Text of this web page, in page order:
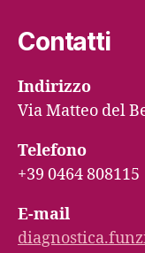
Contatti
Indirizzo
Via Matteo del
Telefono
+39 0464 808115
E-mail